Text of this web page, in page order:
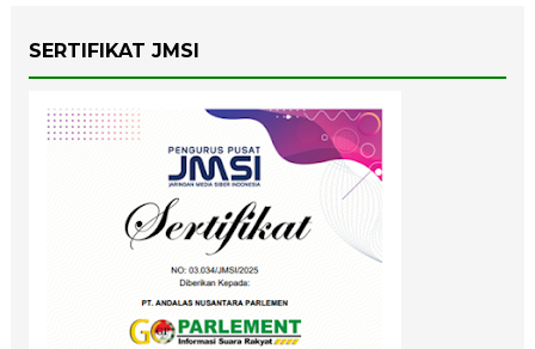
SERTIFIKAT JMSI